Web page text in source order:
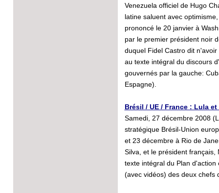
Venezuela officiel de Hugo
latine saluent avec
prononcé le 20 janvier à
par le premier président noir
duquel Fidel Castro dit
au texte intégral du discours
gouvernés par la gauche:
Espagne).
Brésil / UE / France : Lula
Samedi, 27 décembre 2008
stratégique Brésil-Union
et 23 décembre à Rio de
Silva, et le président français,
texte intégral du Plan
(avec vidéos) des deux chefs